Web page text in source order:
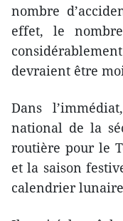
nombre
effet, le
devraient être
Dans
national de la
routière pour le
et la saison
calendrier